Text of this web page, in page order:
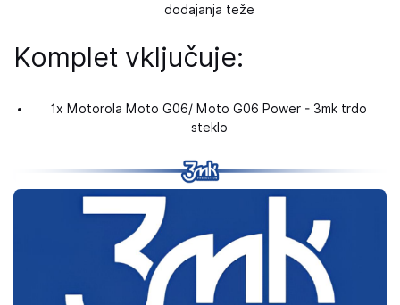
dodajanja teže
Komplet vključuje:
1x Motorola Moto G06/ Moto G06 Power - 3mk trdo
steklo